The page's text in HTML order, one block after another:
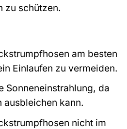
zu schützen.
am besten
Einlaufen zu vermeiden.
Sonneneinstrahlung, da
ausbleichen kann.
nicht im